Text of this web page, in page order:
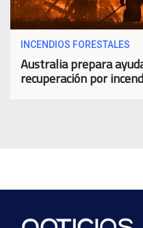
INCENDIOS FORESTALES
Australia prepara
recuperación por